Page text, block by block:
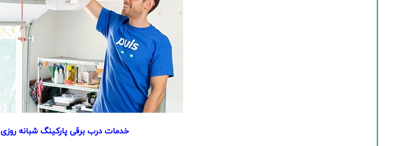
خدمات درب برقی پارکینگ شبانه روزی